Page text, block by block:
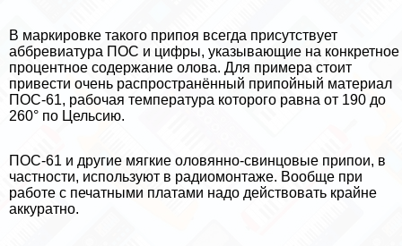
В маркировке такого припоя всегда присутствует
аббревиатура ПОС и цифры, указывающие на конкретное
процентное содержание олова. Для примера стоит
привести очень распространённый припойный материал
ПОС-61, рабочая температура которого равна от 190 до
260° по Цельсию.
ПОС-61 и другие мягкие оловянно-свинцовые припои, в
частности, используют в радиомонтаже. Вообще при
работе с печатными платами надо действовать крайне
аккуратно.